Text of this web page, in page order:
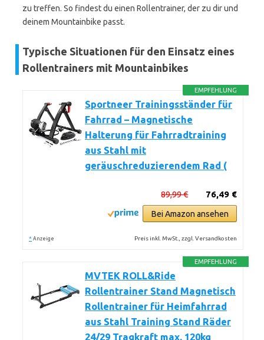
zu treffen. So findest du einen Rollentrainer, der zu dir und
deinem Mountainbike passt.
Typische Situationen für den Einsatz eines
Rollentrainers mit Mountainbikes
EMPFEHLUNG
Sportneer Trainingsständer für
Fahrrad – Magnetische
Halterung für Fahrradtraining
aus Stahl mit
geräuschreduzierendem Rad (
76,49 €
89,99 €
Bei Amazon ansehen
* Anzeige Preis inkl. MwSt., zzgl. Versandkosten
EMPFEHLUNG
MVTEK ROLL&Ride
Rollentrainer Stand Magnetisch
Rollentrainer für Heimfahrrad
aus Stahl Training Stand Räder
24/29 Tragkraft max. 120kg